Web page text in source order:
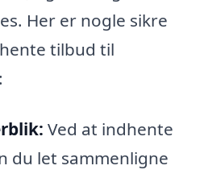
Her er nogle sikre
tilbud til
Ved at indhente
du let sammenligne